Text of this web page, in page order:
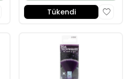
Tükendi